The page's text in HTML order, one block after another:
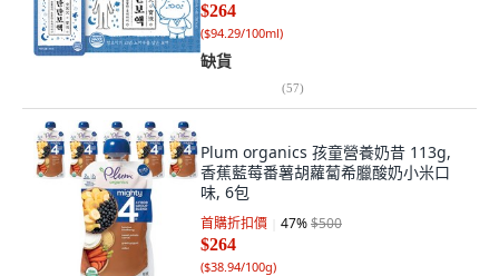
$264
($94.29/100ml)
缺貨
(57)
Plum organics 孩童營養奶昔 113g,
香蕉藍莓番薯胡蘿蔔希臘酸奶小米口
味, 6包
首購折扣價 47%$500
$264
($38.94/100g)